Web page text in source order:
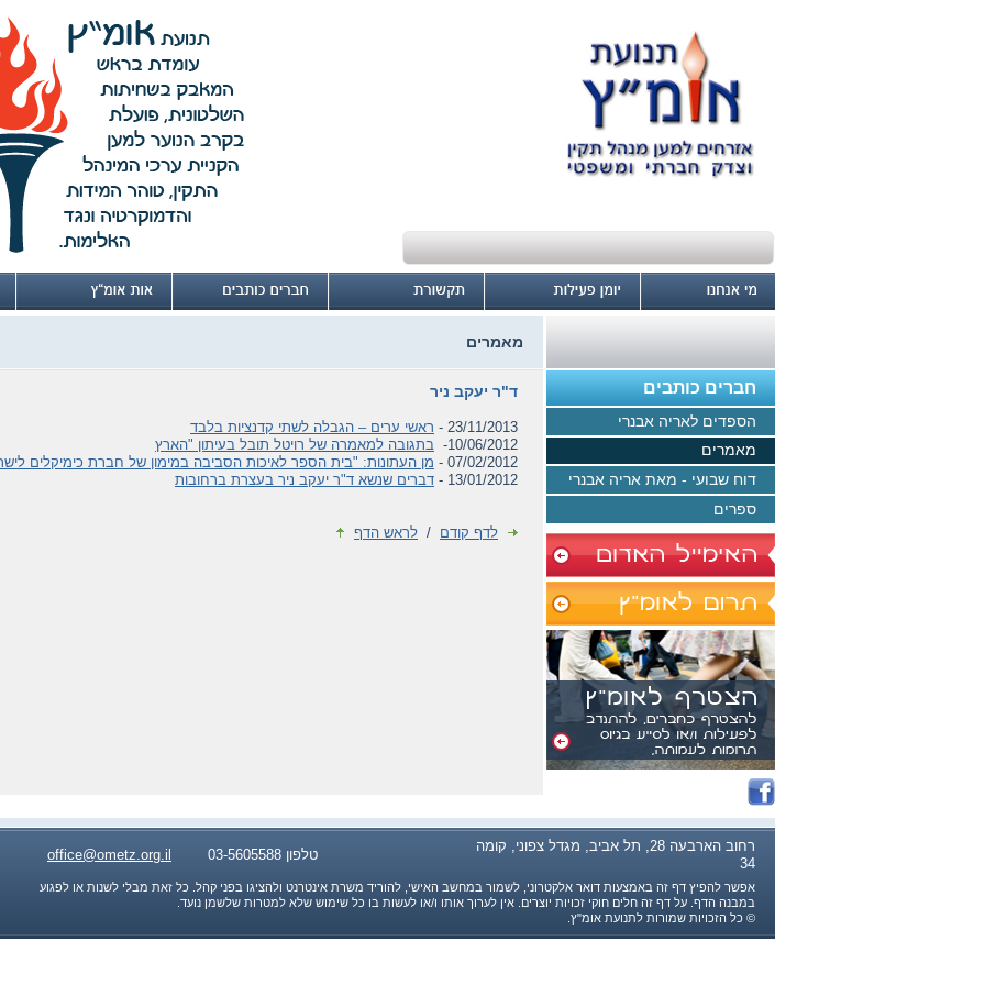
מאמרים
ד"ר יעקב ניר
23/11/2013 -
ראשי ערים – הגבלה לשתי קדנציות בלבד
10/06/2012-
בתגובה למאמרה של רויטל תובל בעיתון "הארץ
07/02/2012 -
מן העתונות: "בית הספר לאיכות הסביבה במימון של חברת כימיקלים
13/01/2012 -
דברים שנשא ד"ר יעקב ניר בעצרת ברחובות
לדף קודם / לראש הדף
חברים כותבים
הספדים לאריה אבנרי
מאמרים
דוח שבועי - מאת אריה אבנרי
ספרים
office@ometz.org.il טלפון 03-5605588
רחוב הארבעה 28, תל אביב, מגדל צפוני, קומה
34
אפשר להפיץ דף זה באמצעות דואר אלקטרוני, לשמור במחשב האישי, להוריד משרת אינטרנט ולהציגו בפני קהל. כל זאת מבלי לשנות או לפגוע
במבנה הדף. על דף זה חלים חוקי זכויות יוצרים. אין לערוך אותו ו/או לעשות בו כל שימוש שלא למטרות שלשמן נועד.
© כל הזכויות שמורות לתנועת אומ"ץ.